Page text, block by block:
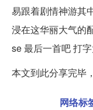
易跟着剧情神游其
浸在这华丽大气
se 最后一首吧 打
本文到此分享完毕
网络标